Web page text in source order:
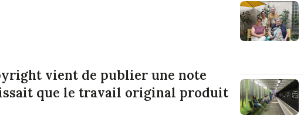
vient de publier une note
que le travail original produit